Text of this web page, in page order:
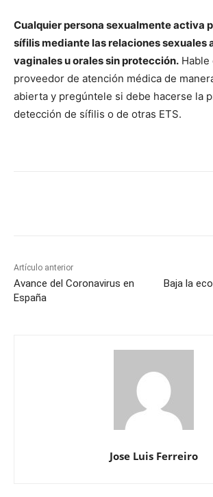
Cualquier persona sexualmente activa
sífilis mediante las relaciones sexuales
vaginales u orales sin protección. Hable
proveedor de atención médica de
abierta y pregúntele si debe hacerse la
detección de sífilis o de otras ETS.
Artículo anterior
Avance del Coronavirus en
España
Baja la
Jose Luis Ferreiro